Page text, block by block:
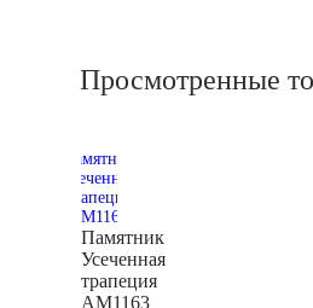
Просмотренные
Памятник
Усеченная
трапеция
AM1163